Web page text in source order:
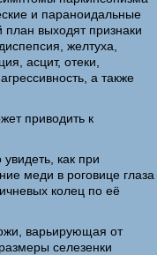
и параноидальные
выходят признаки
желтуха,
асцит, отеки,
а также
приводить к
как при
меди в роговице глаза
колец по её
варьирующая от
селезенки